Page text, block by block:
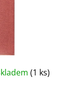
(1 ks)